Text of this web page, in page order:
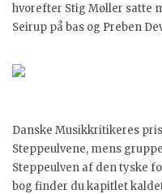
hvorefter Stig Møller satte
Seirup på bas og Preben
Danske Musikkritikeres
Steppeulvene, mens
Steppeulven af den tyske
bog finder du kapitlet